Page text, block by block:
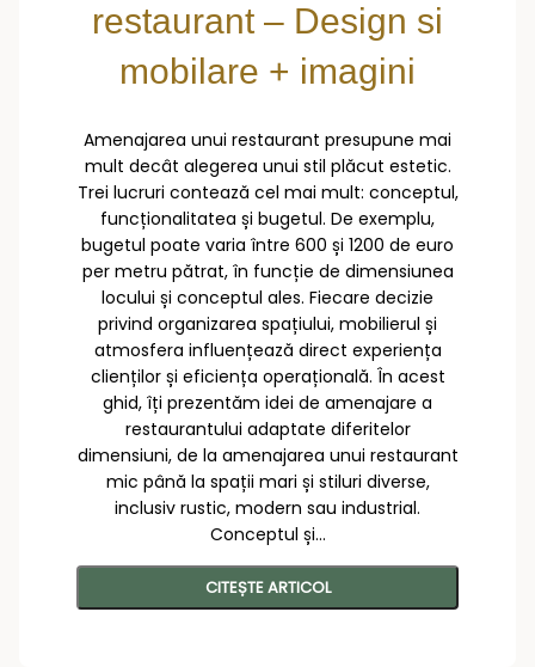
restaurant – Design si
mobilare + imagini
Amenajarea unui restaurant presupune mai
mult decât alegerea unui stil plăcut estetic.
Trei lucruri contează cel mai mult: conceptul,
funcționalitatea și bugetul. De exemplu,
bugetul poate varia între 600 și 1200 de euro
per metru pătrat, în funcție de dimensiunea
locului și conceptul ales. Fiecare decizie
privind organizarea spațiului, mobilierul și
atmosfera influențează direct experiența
clienților și eficiența operațională. În acest
ghid, îți prezentăm idei de amenajare a
restaurantului adaptate diferitelor
dimensiuni, de la amenajarea unui restaurant
mic până la spații mari și stiluri diverse,
inclusiv rustic, modern sau industrial.
Conceptul și...
CITEȘTE ARTICOL